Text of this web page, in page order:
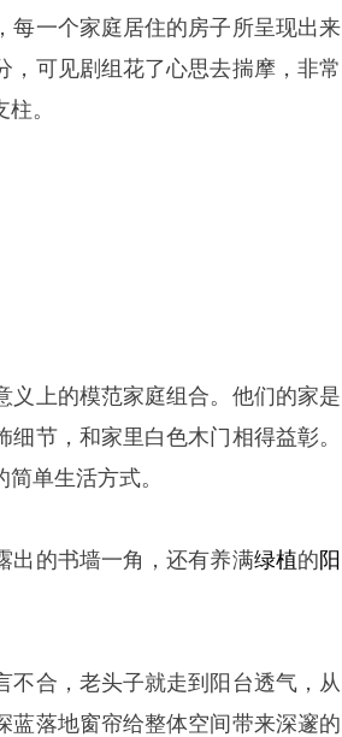
每一个家庭居住的房子所呈现出来
，可见剧组花了心思去揣摩，非常
。
义上的模范家庭组合。他们的家是
节，和家里白色木门相得益彰。
单生活方式。
出的书墙一角，还有养满绿植的 阳
不合，老头子就走到阳台透气，从
蓝落地窗帘给整体空间带来深邃的